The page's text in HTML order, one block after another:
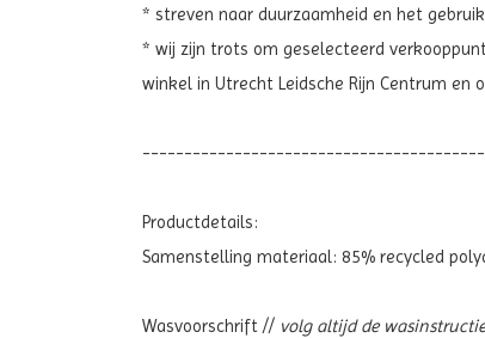
* streven naar duurzaamheid en het
* wij zijn trots om geselecteerd
winkel in Utrecht Leidsche Rijn Centrum en
Productdetails:
Samenstelling materiaal: 85% recycled
Wasvoorschrift // volg altijd de